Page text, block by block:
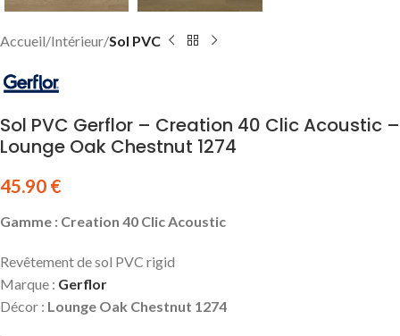
Accueil Intérieur Sol PVC
Sol PVC Gerflor – Creation 40 Clic Acoustic –
Lounge Oak Chestnut 1274
45.90 €
Gamme : Creation 40 Clic Acoustic
Revêtement de sol PVC rigid
Marque : Gerflor
Décor : Lounge Oak Chestnut 1274